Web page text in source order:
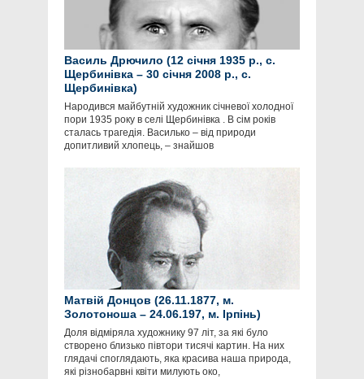
Василь Дрючило (12 січня 1935 р., с.
Щербинівка – 30 січня 2008 р., с.
Щербинівка)
Народився майбутній художник січневої холодної
пори 1935 року в селі Щербинівка . В сім років
сталась трагедія. Василько – від природи
допитливий хлопець, – знайшов
Матвій Донцов (26.11.1877, м.
Золотоноша – 24.06.197, м. Ірпінь)
Доля відміряла художнику 97 літ, за які було
створено близько півтори тисячі картин. На них
глядачі споглядають, яка красива наша природа,
які різнобарвні квіти милують око,